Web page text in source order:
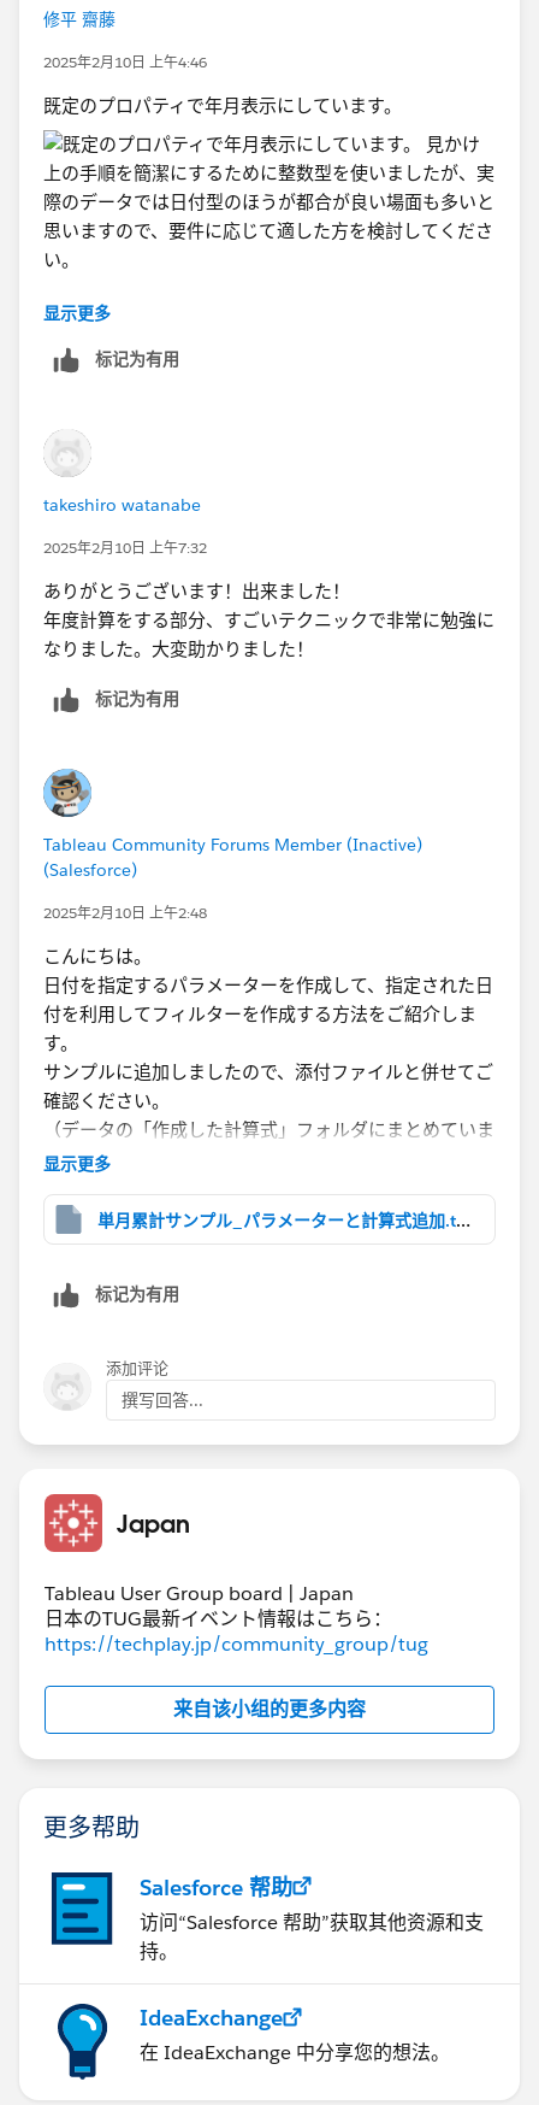
修平 齋藤
2025年2月10日 上午4:46
既定のプロパティで年月表示にしています。
見かけ上の手順を簡潔にするために整数型を使いました
が、実際のデータでは日付型のほうが都合が良い場面も
显示更多
标记为有用
takeshiro watanabe
2025年2月10日 上午7:32
ありがとうございます！出来ました！
年度計算をする部分、すごいテクニックで非常に勉強に
なりました。大変助かりました！
标记为有用
Tableau Community Forums Member (Inactive)
(Salesforce)
2025年2月10日 上午2:48
こんにちは。
日付を指定するパラメーターを作成して、指定された日
付を利用してフィルターを作成する方法をご紹介しま
す。
サンプルに追加しましたので、添付ファイルと併せてご
確認ください。
（データの「作成した計算式」フォルダにまとめていま
す。パラメーターは同じフォルダにまとめられなかった
１．日付のパラメーターを作成してシートに表示させる
を作る（4月始まりの会計年度を使われているのかなと
月始まりの会計年度の場合はこの分岐をなくす）
３．オーダー日の年と月をカスタム日付の機能で整数値
として取得
４．計算式で上記を組み合わせた真偽判定式を作る
のフィルターを操作するのではなく、あくまで１番のパ
ラメーターでフィルターに該当する条件を動的に変化さ
显示更多
単月累計サンプル_パラメーターと計算式追加.twbx
标记为有用
添加评论
撰写回答...
Japan
Tableau User Group board | Japan
日本のTUG最新イベント情報はこちら：
https://techplay.jp/community_group/tug
来自该小组的更多内容
更多帮助
Salesforce 帮助
访问“Salesforce 帮助”获取其他资源和支
持。
IdeaExchange
在 IdeaExchange 中分享您的想法。